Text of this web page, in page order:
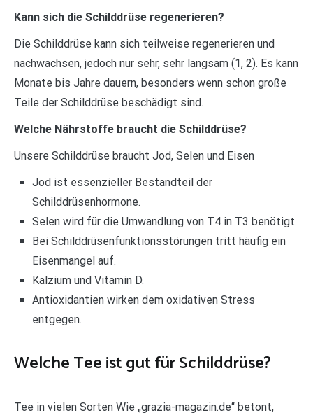
Kann sich die Schilddrüse regenerieren?
Die Schilddrüse kann sich teilweise regenerieren und
nachwachsen, jedoch nur sehr, sehr langsam (1, 2). Es kann
Monate bis Jahre dauern, besonders wenn schon große
Teile der Schilddrüse beschädigt sind.
Welche Nährstoffe braucht die Schilddrüse?
Unsere Schilddrüse braucht Jod, Selen und Eisen
Jod ist essenzieller Bestandteil der
Schilddrüsenhormone.
Selen wird für die Umwandlung von T4 in T3 benötigt.
Bei Schilddrüsenfunktionsstörungen tritt häufig ein
Eisenmangel auf.
Kalzium und Vitamin D.
Antioxidantien wirken dem oxidativen Stress
entgegen.
Welche Tee ist gut für Schilddrüse?
Tee in vielen Sorten Wie „grazia-magazin.de“ betont,